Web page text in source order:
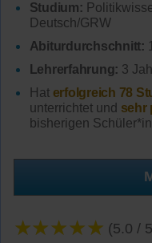
Studium:
Deutsch/GRW
Abiturdurchschnitt:
Lehrerfahrung: 3
Hat erfolgreich 78
unterrichtet und sehr
bisherigen
★★★★★ (5.0 /